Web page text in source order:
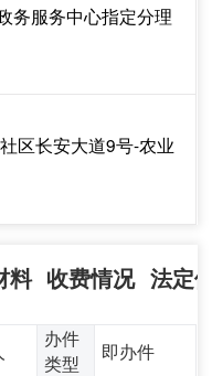
务服务中心指定分理
区长安大道9号-农业
料 收费情况 法定
办件
类型
即办件